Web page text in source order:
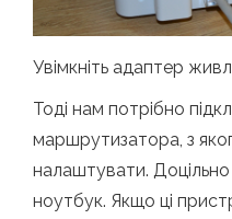
Увімкніть адаптер
Тоді нам потрібно
маршрутизатора, з
налаштувати.
ноутбук. Якщо ці